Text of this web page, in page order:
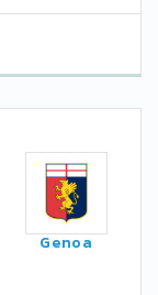
Genoa